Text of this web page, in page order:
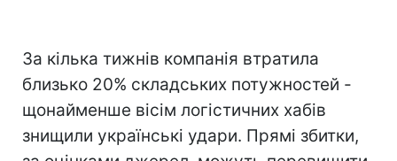
За кілька тижнів компанія втратила
близько 20% складських потужностей -
щонайменше вісім логістичних хабів
знищили українські удари. Прямі збитки,